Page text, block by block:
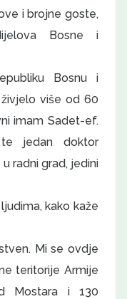
i brojne goste,
Bosne i
Bosnu i
više od 60
imam Sadet-ef.
jedan doktor
radni grad, jedini
kako kaže
Mi se ovdje
teritorije Armije
Mostara i 130